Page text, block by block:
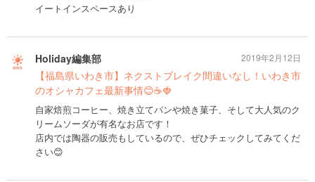
イートインスペースあり
Holiday編集部
【福島県いわき市】ネクストブレイク間違いなし！いわき市
のオシャカフェ最新事情😊☕🍓
自家焙煎コーヒー、焼き立てパンや焼き菓子、そして大人気のク
リームソーダが有名なお店です！
店内では陶器の販売もしているので、ぜひチェックしてみてくだ
さい😊
2019年2月12日